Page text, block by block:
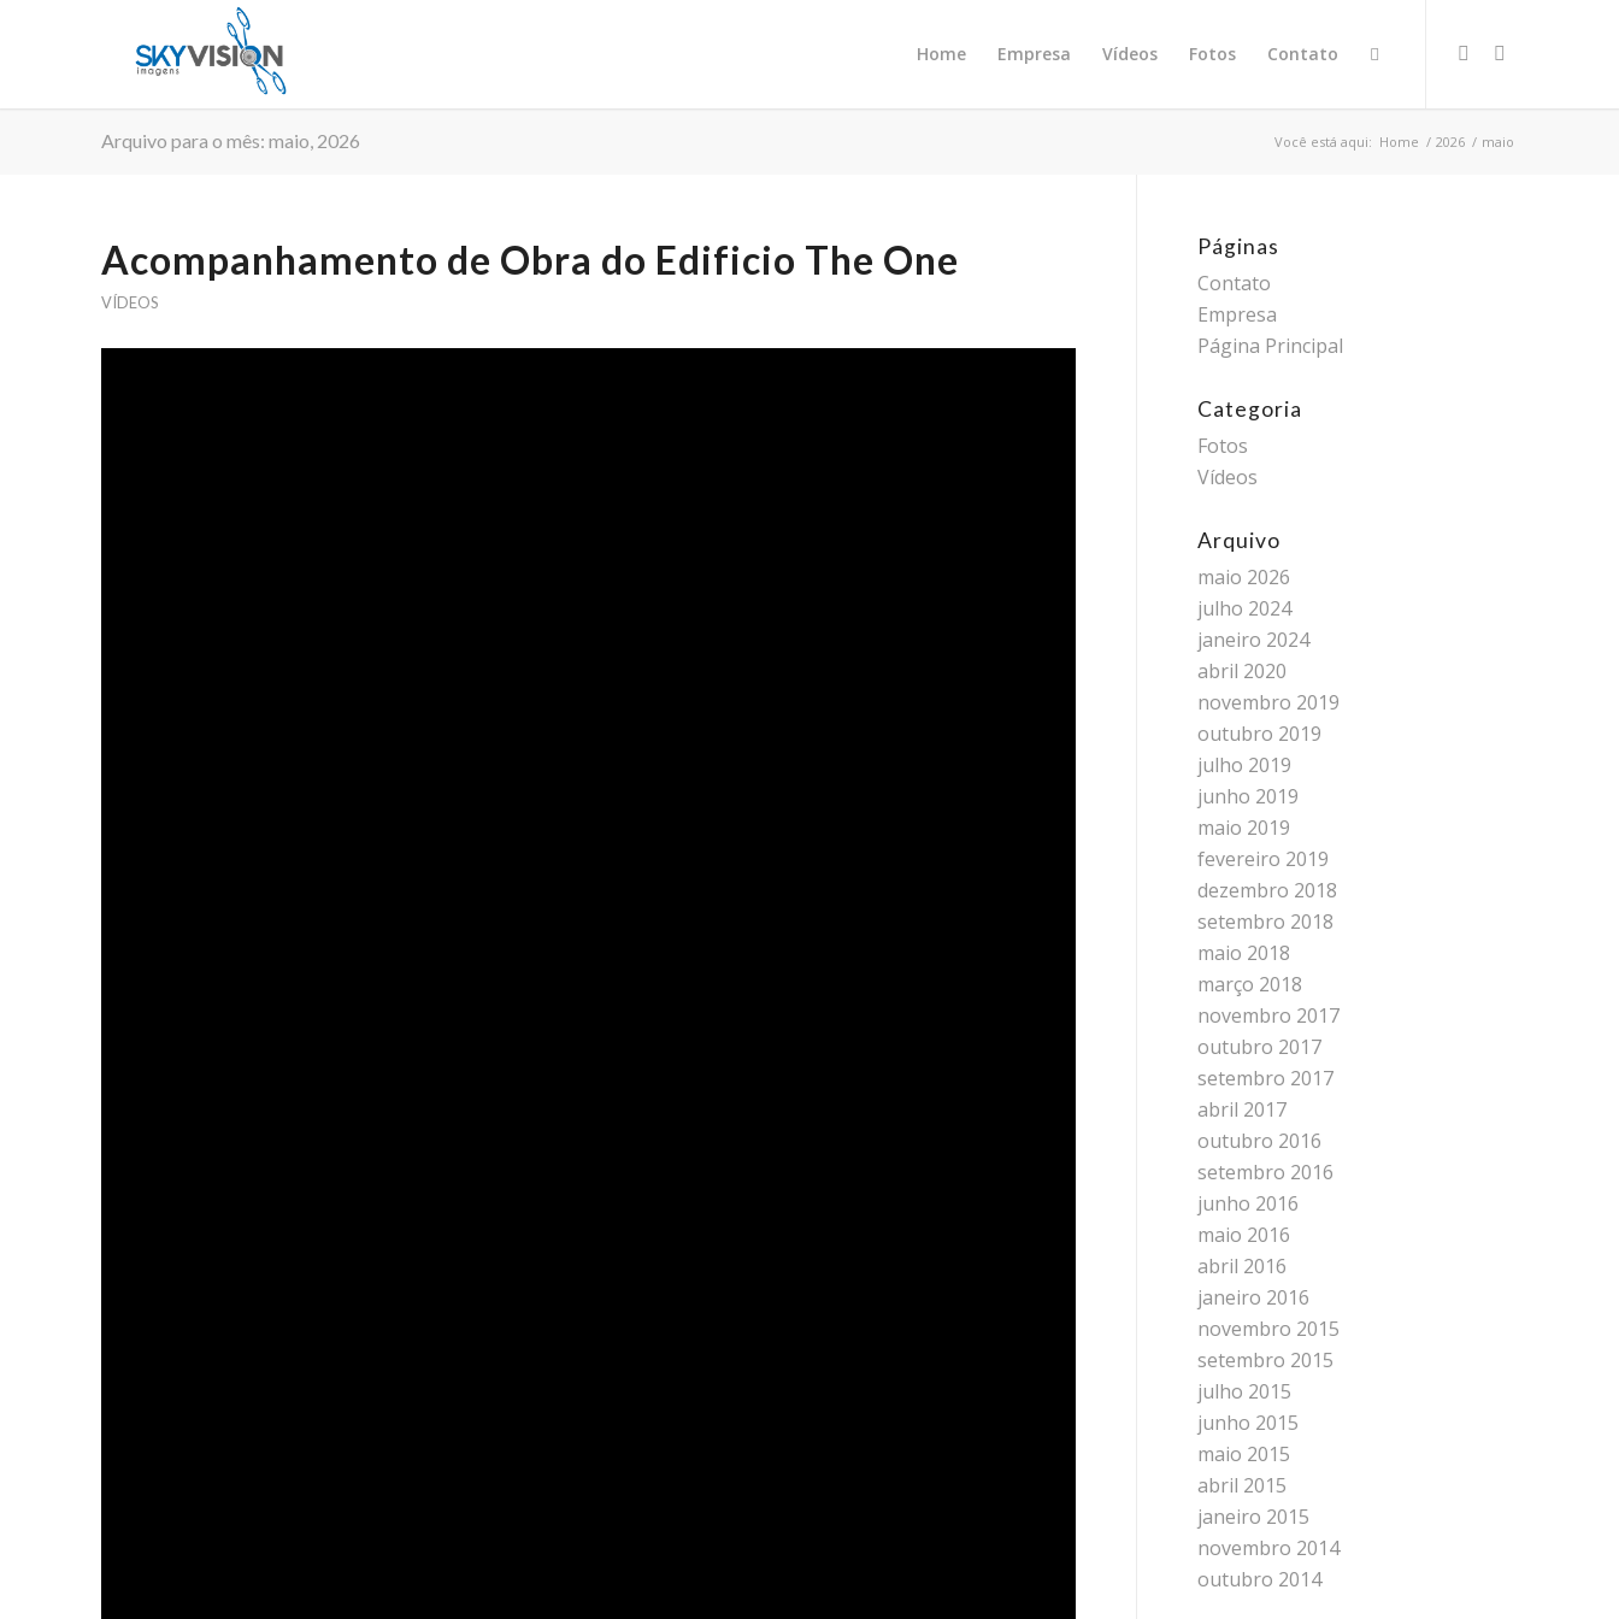
Home Empresa Vídeos Fotos Contato
Arquivo para o mês: maio, 2026 Você está aqui: Home / 2026 / maio
Acompanhamento de Obra do Edificio The One
VÍDEOS
Páginas
Contato
Empresa
Página Principal
Categoria
Fotos
Vídeos
Arquivo
maio 2026
julho 2024
janeiro 2024
abril 2020
novembro 2019
outubro 2019
julho 2019
junho 2019
maio 2019
fevereiro 2019
dezembro 2018
setembro 2018
maio 2018
março 2018
novembro 2017
outubro 2017
setembro 2017
abril 2017
outubro 2016
setembro 2016
junho 2016
maio 2016
abril 2016
janeiro 2016
novembro 2015
setembro 2015
julho 2015
junho 2015
maio 2015
abril 2015
janeiro 2015
novembro 2014
outubro 2014